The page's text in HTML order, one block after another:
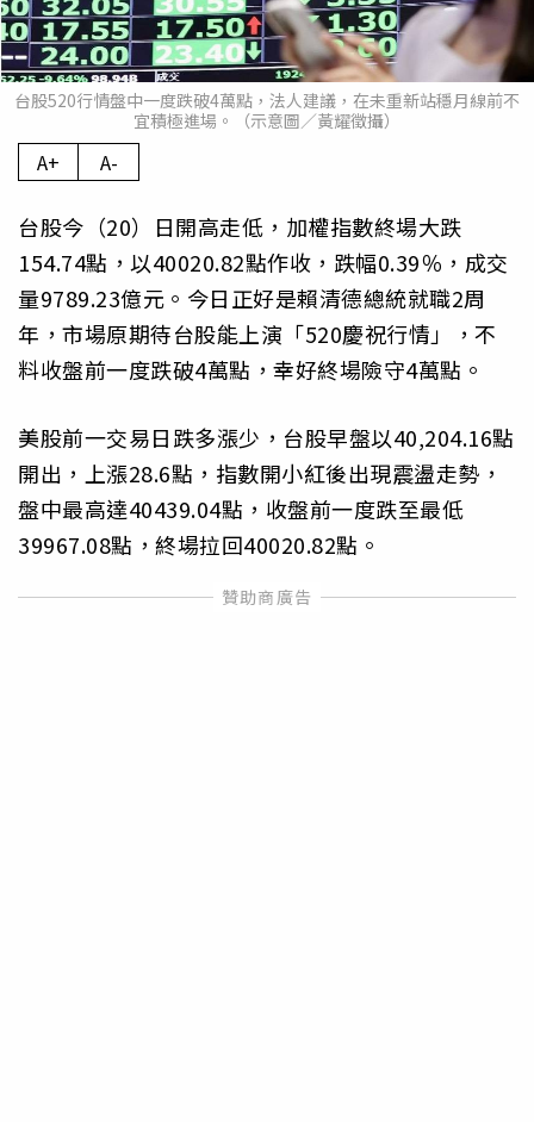
台股520行情盤中一度跌破4萬點，法人建議，在未重新站穩月線前不
宜積極進場。（示意圖／黃耀徵攝）
A+ A-
台股今（20）日開高走低，加權指數終場大跌
154.74點，以40020.82點作收，跌幅0.39％，成交
量9789.23億元。今日正好是賴清德總統就職2周
年，市場原期待台股能上演「520慶祝行情」，不
料收盤前一度跌破4萬點，幸好終場險守4萬點。
美股前一交易日跌多漲少，台股早盤以40,204.16點
開出，上漲28.6點，指數開小紅後出現震盪走勢，
盤中最高達40439.04點，收盤前一度跌至最低
39967.08點，終場拉回40020.82點。